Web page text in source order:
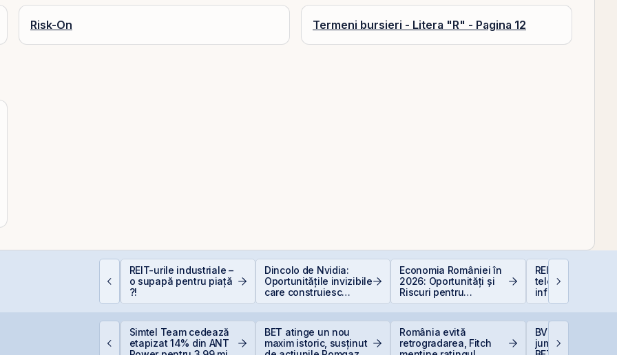
Risk-On Termeni bursieri - Litera "R" - Pagina 12
REIT-urile industriale –
o supapă pentru piață
?!
Dincolo de Nvidia:
Oportunitățile invizibile
care construiesc
viitorul AI
Economia României în
2026: Oportunități și
Riscuri pentru
Investitori
REIT-urile de
telecomunicații -
infrastructurii
Simtel Team cedează
etapizat 14% din ANT
BET atinge un nou
maxim istoric, susținut
România evită
retrogradarea, Fitch
BVB încheie
jumătate din